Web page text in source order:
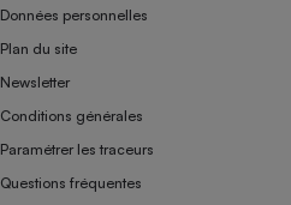
Données personnelles
Plan du site
Newsletter
Conditions générales
Paramétrer les traceurs
Questions fréquentes